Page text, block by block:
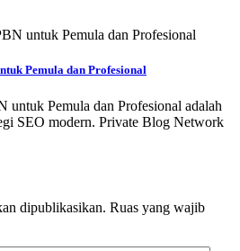
Pemula dan Profesional
untuk Pemula dan Profesional adalah
SEO modern. Private Blog Network
dipublikasikan. Ruas yang wajib